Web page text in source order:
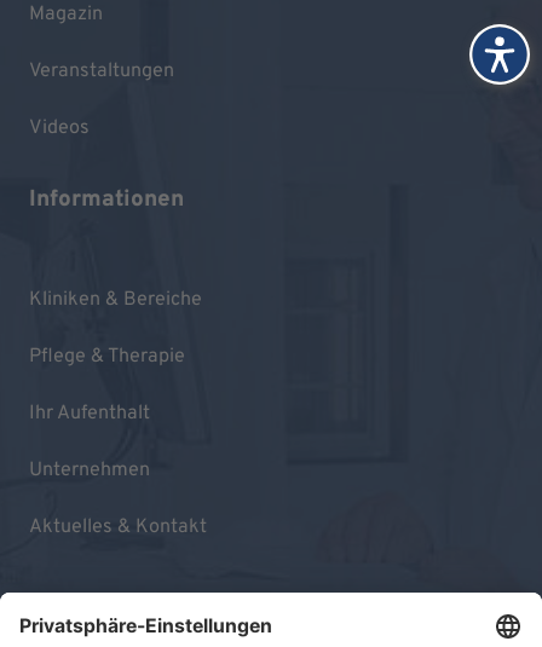
Magazin
Veranstaltungen
Videos
Informationen
Kliniken & Bereiche
Pflege & Therapie
Ihr Aufenthalt
Unternehmen
Aktuelles & Kontakt